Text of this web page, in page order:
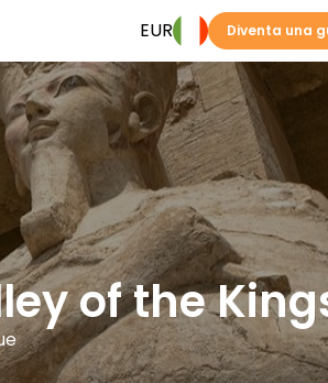
EUR Diventa una
of the